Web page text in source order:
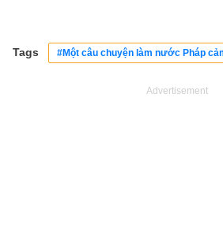
Tags #Một câu chuyện làm nước Pháp
Advertisement